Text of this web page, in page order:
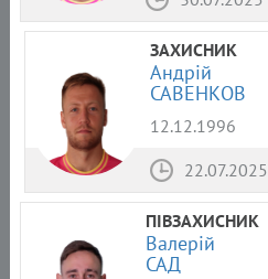
ЗАХИСНИК
Андрій
САВЕНКОВ
12.12.1996
22.07.2025
ПІВЗАХИСНИК
Валерій
САД